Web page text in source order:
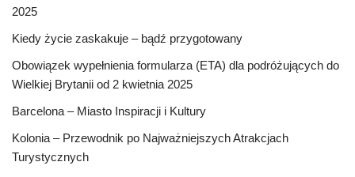
2025
Kiedy życie zaskakuje – bądź przygotowany
Obowiązek wypełnienia formularza (ETA) dla podróżujących do
Wielkiej Brytanii od 2 kwietnia 2025
Barcelona – Miasto Inspiracji i Kultury
Kolonia – Przewodnik po Najważniejszych Atrakcjach
Turystycznych